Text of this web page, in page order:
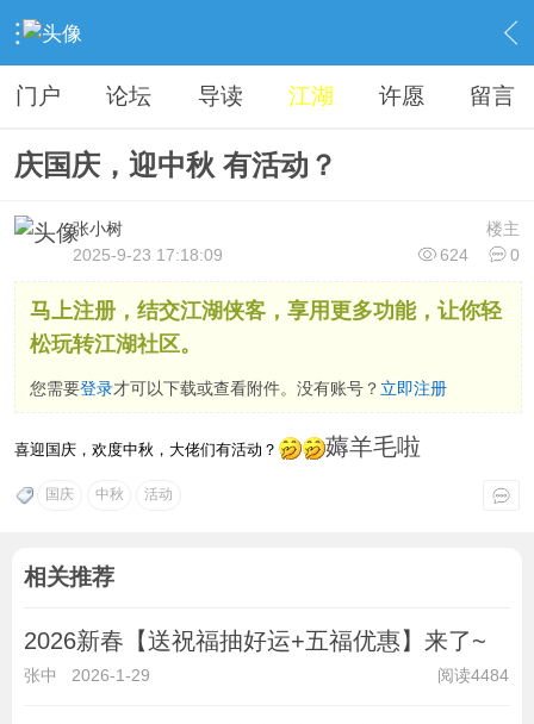
› 江湖聊天室 › 武林八卦 › 内容
门户 论坛 导读 江湖 许愿 留言
庆国庆，迎中秋 有活动？
楼主
张小树
624
0
2025-9-23 17:18:09
马上注册，结交江湖侠客，享用更多功能，让你轻
松玩转江湖社区。
您需要登录才可以下载或查看附件。没有账号？ 立即注册
喜迎国庆，欢度中秋，大佬们有活动？ 薅羊毛啦
国庆 中秋 活动
相关推荐
2026新春【送祝福抽好运+五福优惠】来了~
张中 2026-1-29 阅读4484